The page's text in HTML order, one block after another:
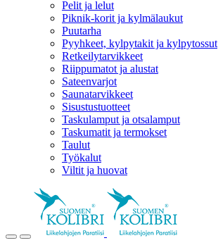
Pelit ja lelut
Piknik-korit ja kylmälaukut
Puutarha
Pyyhkeet, kylpytakit ja kylpytossut
Retkeilytarvikkeet
Riippumatot ja alustat
Sateenvarjot
Saunatarvikkeet
Sisustustuotteet
Taskulamput ja otsalamput
Taskumatit ja termokset
Taulut
Työkalut
Viltit ja huovat